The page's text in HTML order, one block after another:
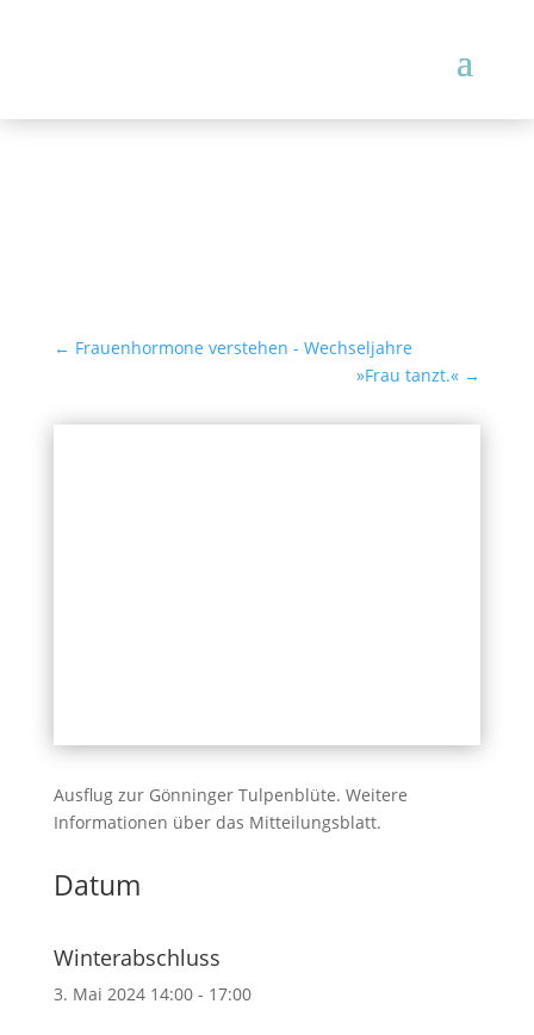
← Frauenhormone verstehen - Wechseljahre
»Frau tanzt.« →
Ausflug zur Gönninger Tulpenblüte. Weitere
Informationen über das Mitteilungsblatt.
Datum
Winterabschluss
3. Mai 2024 14:00 - 17:00